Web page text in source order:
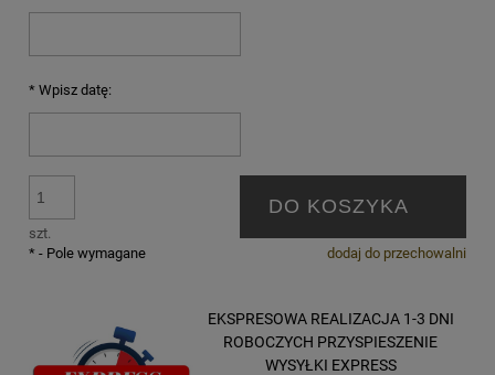
* Wpisz datę:
szt.
DO KOSZYKA
dodaj do przechowalni
* - Pole wymagane
EKSPRESOWA REALIZACJA 1-3 DNI
ROBOCZYCH PRZYSPIESZENIE
WYSYŁKI EXPRESS